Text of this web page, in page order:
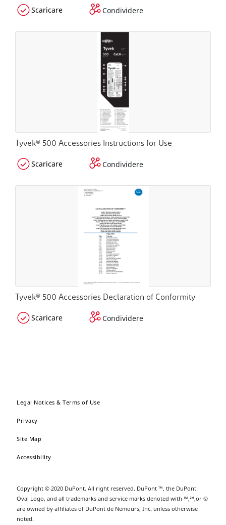
Scaricare Condividere
Tyvek® 500 Accessories Instructions for Use
Scaricare Condividere
Tyvek® 500 Accessories Declaration of Conformity
Scaricare Condividere
Legal Notices & Terms of Use
Privacy
Site Map
Accessibility
Copyright © 2020 DuPont. All right reserved. DuPont ™, the DuPont
Oval Logo, and all trademarks and service marks denoted with ™,℠,or ©
are owned by affiliates of DuPont de Nemours, Inc. unless otherwise
noted.